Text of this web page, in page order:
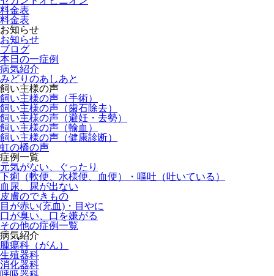
料金表
料金表
お知らせ
お知らせ
ブログ
本日の一症例
病気紹介
みどりのあしあと
飼い主様の声
飼い主様の声（手術）
飼い主様の声（歯石除去）
飼い主様の声（避妊・去勢）
飼い主様の声（輸血）
飼い主様の声（健康診断）
虹の橋の声
症例一覧
元気がない、ぐったり
下痢（軟便、水様便、血便）・嘔吐（吐いている）
血尿、尿が出ない
皮膚のできもの
目が赤い(充血)・目やに
口が臭い、口を嫌がる
その他の症例一覧
病気紹介
腫瘍科（がん）
生殖器科
消化器科